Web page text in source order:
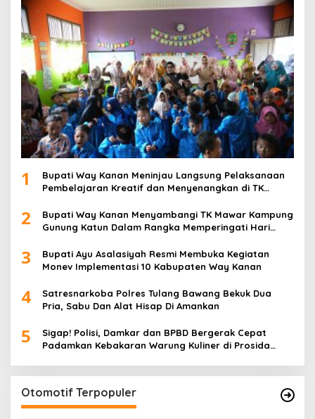
1
Bupati Way Kanan Meninjau Langsung Pelaksanaan
Pembelajaran Kreatif dan Menyenangkan di TK
2
Bupati Way Kanan Menyambangi TK Mawar Kampung
Gunung Katun Dalam Rangka Memperingati Hari
3
Bupati Ayu Asalasiyah Resmi Membuka Kegiatan
Monev Implementasi 10 Kabupaten Way Kanan
4
Satresnarkoba Polres Tulang Bawang Bekuk Dua
Pria, Sabu Dan Alat Hisap Di Amankan
5
Sigap! Polisi, Damkar dan BPBD Bergerak Cepat
Padamkan Kebakaran Warung Kuliner di Prosida
Otomotif Terpopuler